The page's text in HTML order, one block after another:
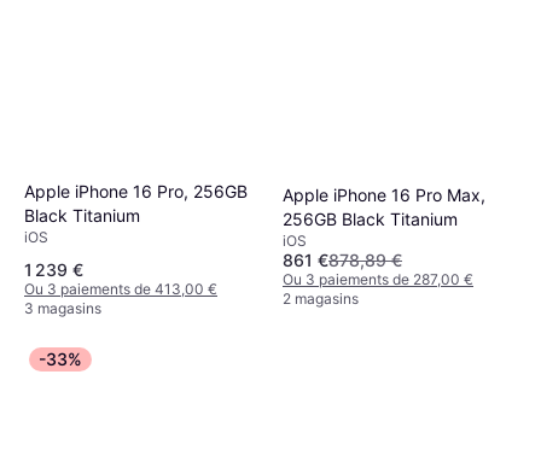
Apple iPhone 16 Pro, 256GB
Black Titanium
iOS
1 239 €
Ou 3 paiements de 413,00 €
3 magasins
Apple iPhone 16 Pro Max,
256GB Black Titanium
iOS
861 €878,89 €
Ou 3 paiements de 287,00 €
2 magasins
-33%